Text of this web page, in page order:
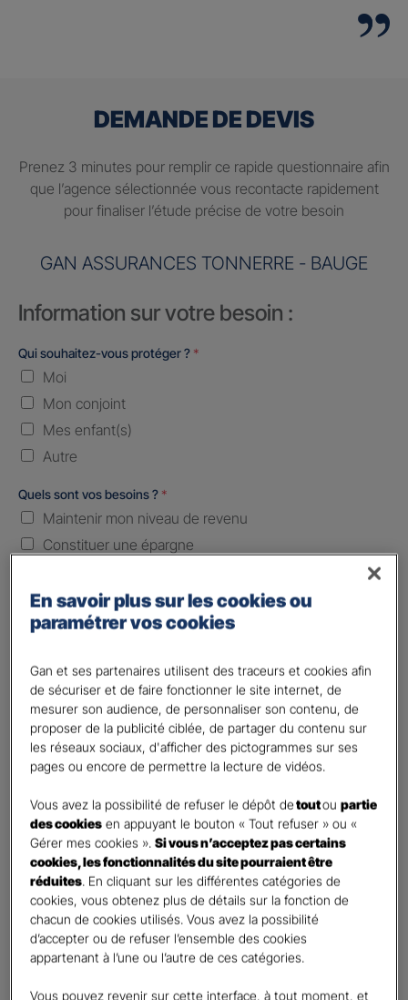
DEMANDE DE DEVIS
Prenez 3 minutes pour remplir ce rapide questionnaire afin
que l’agence sélectionnée vous recontacte rapidement
pour finaliser l’étude précise de votre besoin
GAN ASSURANCES TONNERRE - BAUGE
Information sur votre besoin :
Qui souhaitez-vous protéger ? *
Moi
Mon conjoint
Mes enfant(s)
Autre
Quels sont vos besoins ? *
Maintenir mon niveau de revenu
Constituer une épargne
Percevoir un complément de revenu
Optimiser ma fiscalité
Plusieurs choix possibles
Vos informations :
Etes-vous déjà client Gan assurances ?*
Oui
Non
Civilité*
Madame
Monsieur
Contact*
En savoir plus sur les cookies ou
paramétrer vos cookies
Gan et ses partenaires utilisent des traceurs et cookies afin
de sécuriser et de faire fonctionner le site internet, de
mesurer son audience, de personnaliser son contenu, de
proposer de la publicité ciblée, de partager du contenu sur
les réseaux sociaux, d'afficher des pictogrammes sur ses
pages ou encore de permettre la lecture de vidéos.
Vous avez la possibilité de refuser le dépôt detoutoupartie
des cookies en appuyant le bouton « Tout refuser » ou «
Gérer mes cookies ».Si vous n’acceptez pas certains
cookies, les fonctionnalités du site pourraient être
réduites . En cliquant sur les différentes catégories de
cookies, vous obtenez plus de détails sur la fonction de
chacun de cookies utilisés. Vous avez la possibilité
d’accepter ou de refuser l’ensemble des cookies
appartenant à l’une ou l’autre de ces catégories.
Vous pouvez revenir sur cette interface, à tout moment, et